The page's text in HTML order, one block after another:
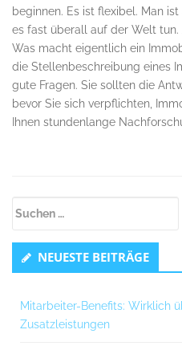
beginnen. Es ist flexibel. Man
es fast überall auf der Welt
Was macht eigentlich ein
die Stellenbeschreibung eines
gute Fragen. Sie sollten die
bevor Sie sich verpflichten,
Ihnen stundenlange
Seitenleiste
NEUESTE BEITRÄGE
Mitarbeiter-Benefits: Wirklich
Zusatzleistungen